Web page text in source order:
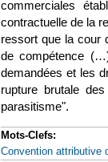
commerciales
contractuelle de la
ressort que la cour
de compétence
demandées et les
rupture brutale
parasitisme".
Mots-Clefs:
Convention attributive